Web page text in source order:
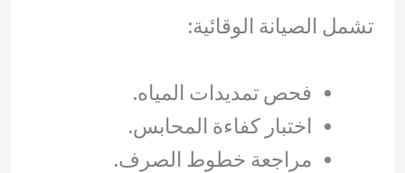
تشمل الصيانة الوقائية:
فحص تمديدات المياه.
اختبار كفاءة المحابس.
مراجعة خطوط الصرف.